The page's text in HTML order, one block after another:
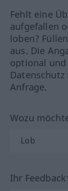
Fehlt eine
aufgefallen
loben?
aus. Die
optional
Anfrage.
Wozu
Ihr